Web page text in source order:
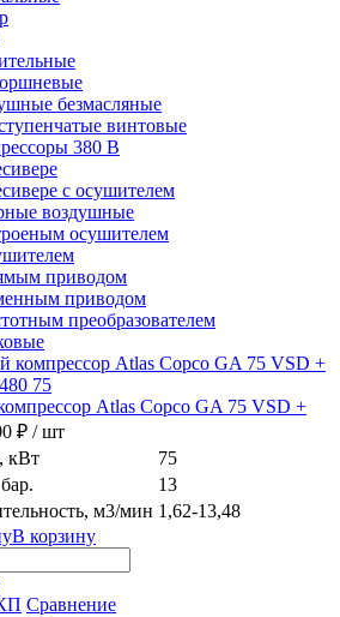
безмасляные
винтовые
380 В
с осушителем
воздушные
осушителем
приводом
приводом
преобразователем
Atlas Copco GA 75 VSD +
₽ / шт
кВт
75
13
м3/мин 1,62-13,48
В корзину
Сравнение